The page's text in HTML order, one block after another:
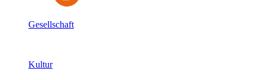
Gesellschaft
Kultur